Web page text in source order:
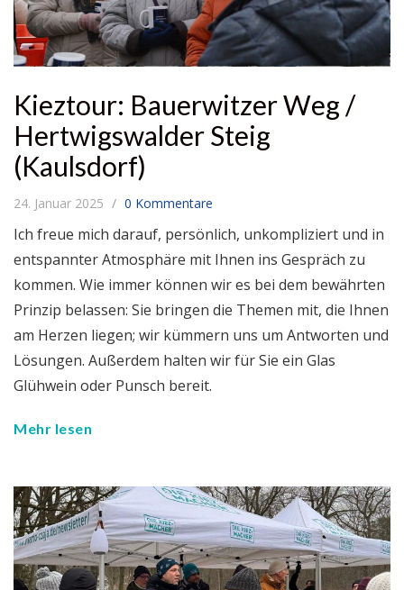
Kieztour: Bauerwitzer Weg /
Hertwigswalder Steig
(Kaulsdorf)
24. Januar 2025 0 Kommentare
Ich freue mich darauf, persönlich, unkompliziert und in
entspannter Atmosphäre mit Ihnen ins Gespräch zu
kommen. Wie immer können wir es bei dem bewährten
Prinzip belassen: Sie bringen die Themen mit, die Ihnen
am Herzen liegen; wir kümmern uns um Antworten und
Lösungen. Außerdem halten wir für Sie ein Glas
Glühwein oder Punsch bereit.
Mehr lesen